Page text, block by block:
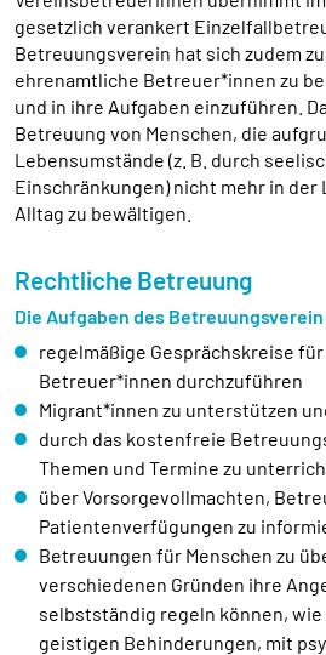
gesetzlich verankert
Betreuungsverein hat sich zudem
ehrenamtliche Betreuer*innen zu
und in ihre Aufgaben einzuführen.
Betreuung von Menschen, die
Lebensumstände (z. B. durch
Einschränkungen) nicht mehr in der
Alltag zu bewältigen.
Rechtliche Betreuung
Die Aufgaben des
regelmäßige Gesprächskreise
Betreuer*innen durchzuführen
Migrant*innen zu unterstützen
durch das kostenfreie
Themen und Termine zu
über Vorsorgevollmachten,
Patientenverfügungen zu
Betreuungen für Menschen zu
verschiedenen Gründen ihre
selbstständig regeln können, wie
geistigen Behinderungen, mit
Sendinblue
Name:
__cfruid
Anbieter:
Sendinblue GmbH,
Zweck:
Einbindung der
Cookie Laufzeit:
Dauer der Sitzung
Um Inhalte von Videoplattformen
Plattformen anzeigen zu können,
externen Medien Cookies
Google Maps und Google